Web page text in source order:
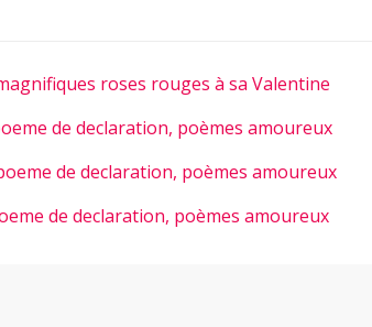
roses rouges à sa Valentine
de declaration, poèmes amoureux
de declaration, poèmes amoureux
de declaration, poèmes amoureux